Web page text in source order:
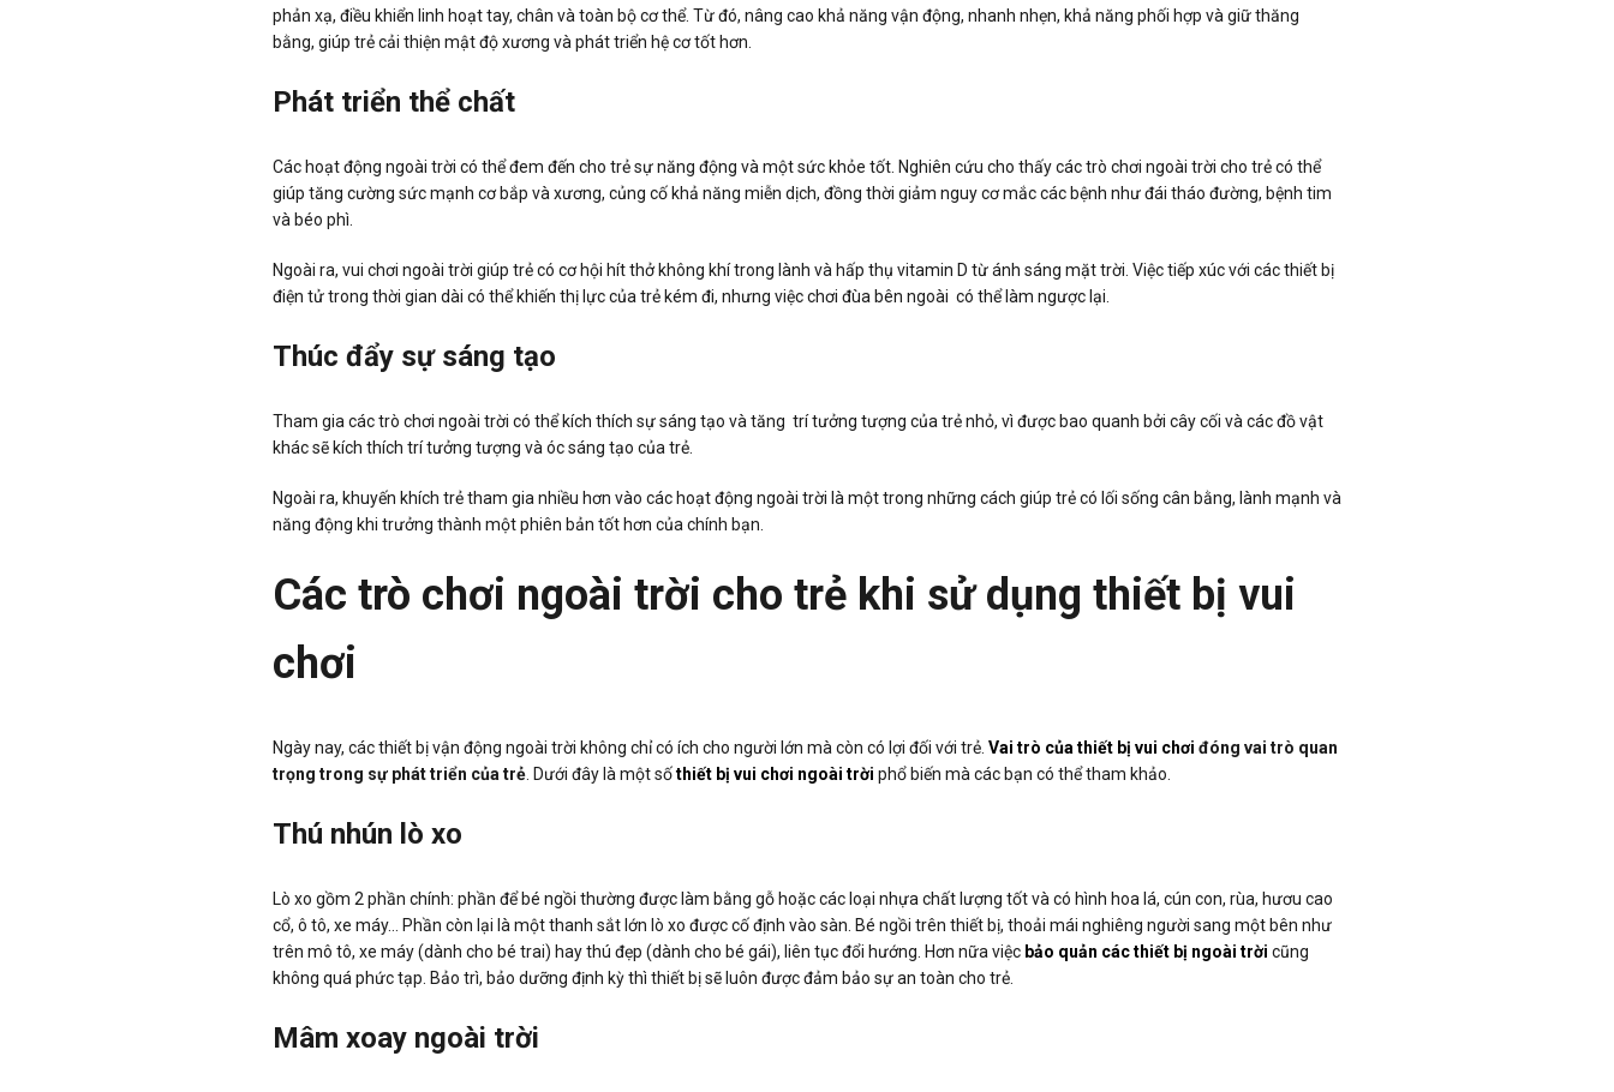
phản xạ, điều khiển linh hoạt tay, chân và toàn bộ cơ thể. Từ đó, nâng cao khả năng vận động, nhanh nhẹn, khả năng phối hợp và giữ thăng
bằng, giúp trẻ cải thiện mật độ xương và phát triển hệ cơ tốt hơn.
Phát triển thể chất
Các hoạt động ngoài trời có thể đem đến cho trẻ sự năng động và một sức khỏe tốt. Nghiên cứu cho thấy các trò chơi ngoài trời cho trẻ có thể
giúp tăng cường sức mạnh cơ bắp và xương, củng cố khả năng miễn dịch, đồng thời giảm nguy cơ mắc các bệnh như đái tháo đường, bệnh tim
và béo phì.
Ngoài ra, vui chơi ngoài trời giúp trẻ có cơ hội hít thở không khí trong lành và hấp thụ vitamin D từ ánh sáng mặt trời. Việc tiếp xúc với các thiết bị
điện tử trong thời gian dài có thể khiến thị lực của trẻ kém đi, nhưng việc chơi đùa bên ngoài có thể làm ngược lại.
Thúc đẩy sự sáng tạo
Tham gia các trò chơi ngoài trời có thể kích thích sự sáng tạo và tăng trí tưởng tượng của trẻ nhỏ, vì được bao quanh bởi cây cối và các đồ vật
khác sẽ kích thích trí tưởng tượng và óc sáng tạo của trẻ.
Ngoài ra, khuyến khích trẻ tham gia nhiều hơn vào các hoạt động ngoài trời là một trong những cách giúp trẻ có lối sống cân bằng, lành mạnh và
năng động khi trưởng thành một phiên bản tốt hơn của chính bạn.
Các trò chơi ngoài trời cho trẻ khi sử dụng thiết bị vui
chơi
Ngày nay, các thiết bị vận động ngoài trời không chỉ có ích cho người lớn mà còn có lợi đối với trẻ. Vai trò của thiết bị vui chơi đóng vai trò quan
trọng trong sự phát triển của trẻ Dưới đây là một sốthiết bị vui chơi ngoài trời phổ biến mà các bạn có thể tham khảo.
Thú nhún lò xo
Lò xo gồm 2 phần chính: phần để bé ngồi thường được làm bằng gỗ hoặc các loại nhựa chất lượng tốt và có hình hoa lá, cún con, rùa, hươu cao
cổ, ô tô, xe máy… Phần còn lại là một thanh sắt lớn lò xo được cố định vào sàn. Bé ngồi trên thiết bị, thoải mái nghiêng người sang một bên như
trên mô tô, xe máy (dành cho bé trai) hay thú đẹp (dành cho bé gái), liên tục đổi hướng. Hơn nữa việc bảo quản các thiết bị ngoài trời cũng
không quá phức tạp. Bảo trì, bảo dưỡng định kỳ thì thiết bị sẽ luôn được đảm bảo sự an toàn cho trẻ.
Mâm xoay ngoài trời